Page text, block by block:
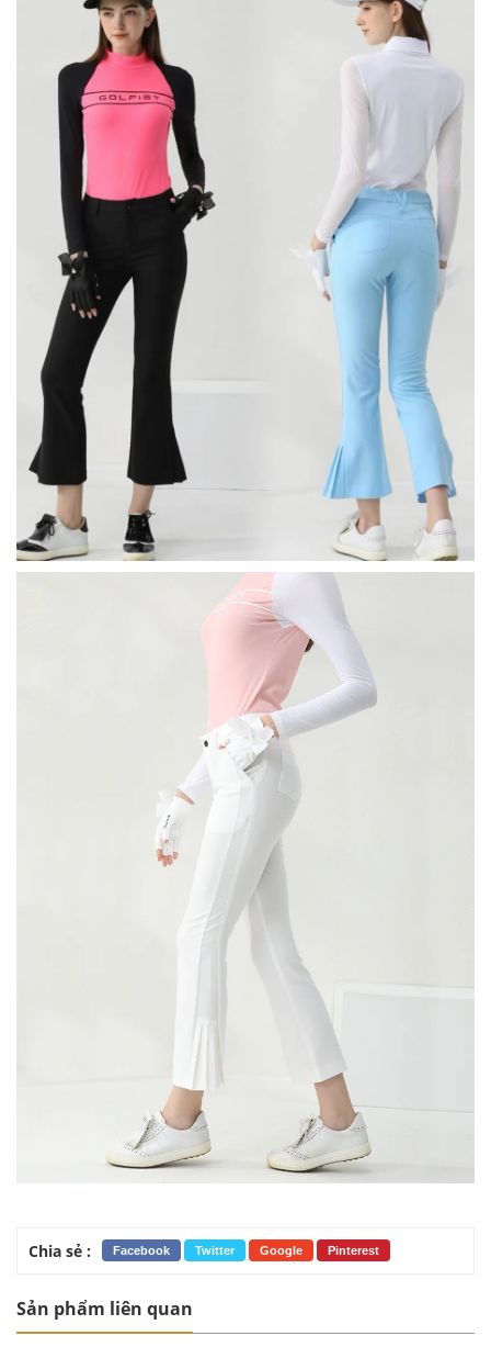
Chia sẻ : Facebook Twitter Google Pinterest
Sản phẩm liên quan